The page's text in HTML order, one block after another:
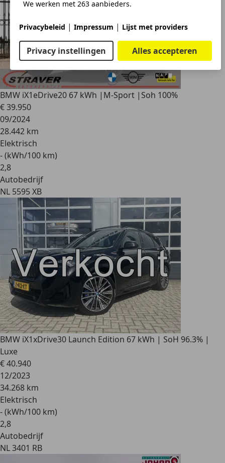
We werken met 263 aanbieders.
Privacybeleid | Impressum | Lijst met providers
Privacy instellingen Alles accepteren
BMW iX1eDrive20 67 kWh |M-Sport |Soh 100%
€ 39.950
09/2024
28.442 km
Elektrisch
- (kWh/100 km)
2,8
Autobedrijf
NL 5595 XB
BMW iX1xDrive30 Launch Edition 67 kWh | SoH 96.3% |
Luxe
€ 40.940
12/2023
34.268 km
Elektrisch
- (kWh/100 km)
2,8
Autobedrijf
NL 3401 RB